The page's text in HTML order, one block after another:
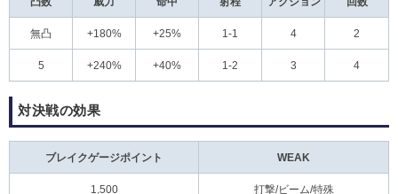
無凸 +180% +25% 1-1 4 2
5 +240% +40% 1-2 3 4
対決戦の効果
ブレイクゲージポイント WEAK
1,500 打撃/ビーム/特殊